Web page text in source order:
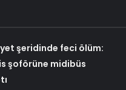
şeridinde feci ölüm:
şoförüne midibüs